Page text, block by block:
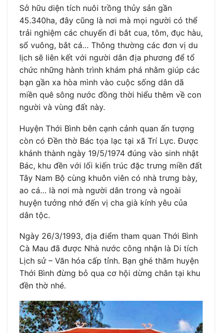
Sở hữu diện tích nuôi trồng thủy sản gần
45.340ha, đây cũng là nơi mà mọi người có thể
trải nghiệm các chuyến đi bắt cua, tôm, đục hàu,
sổ vuông, bắt cá… Thông thường các đơn vị du
lịch sẽ liên kết với người dân địa phương để tổ
chức những hành trình khám phá nhằm giúp các
bạn gần xa hòa mình vào cuộc sống dân dã
miền quê sông nước đồng thời hiểu thêm về con
người và vùng đất này.
Huyện Thới Bình bên cạnh cảnh quan ấn tượng
còn có Đền thờ Bác tọa lạc tại xã Trí Lực. Được
khánh thành ngày 19/5/1974 đúng vào sinh nhật
Bác, khu đền với lối kiến trúc đặc trưng miền đất
Tây Nam Bộ cùng khuôn viên có nhà trưng bày,
ao cá… là nơi mà người dân trong và ngoài
huyện tưởng nhớ đến vị cha già kính yêu của
dân tộc.
Ngày 26/3/1993, địa điểm tham quan Thới Bình
Cà Mau đã được Nhà nước công nhận là Di tích
Lịch sử – Văn hóa cấp tỉnh. Bạn ghé thăm huyện
Thới Bình đừng bỏ qua cơ hội dừng chân tại khu
đền thờ nhé.